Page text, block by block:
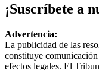
¡Suscríbete a
Advertencia:
La publicidad de las
constituye
efectos legales. El